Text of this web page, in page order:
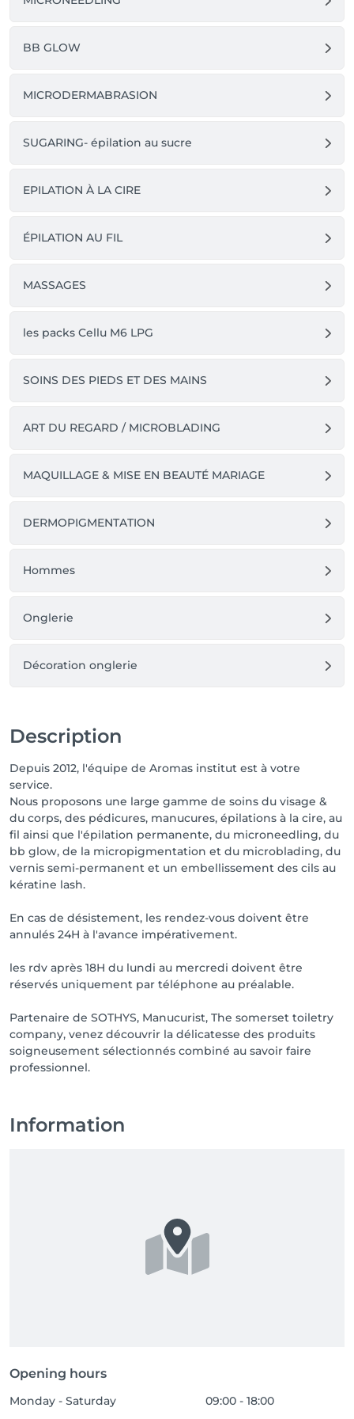
BB GLOW
MICRODERMABRASION
SUGARING- épilation au sucre
EPILATION À LA CIRE
ÉPILATION AU FIL
MASSAGES
les packs Cellu M6 LPG
SOINS DES PIEDS ET DES MAINS
ART DU REGARD / MICROBLADING
MAQUILLAGE & MISE EN BEAUTÉ MARIAGE
DERMOPIGMENTATION
Hommes
Onglerie
Décoration onglerie
Description
Depuis 2012, l'équipe de Aromas institut est à votre
service.
Nous proposons une large gamme de soins du visage &
du corps, des pédicures, manucures, épilations à la cire, au
fil ainsi que l'épilation permanente, du microneedling, du
bb glow, de la micropigmentation et du microblading, du
vernis semi-permanent et un embellissement des cils au
kératine lash.
En cas de désistement, les rendez-vous doivent être
annulés 24H à l'avance impérativement.
les rdv après 18H du lundi au mercredi doivent être
réservés uniquement par téléphone au préalable.
Partenaire de SOTHYS, Manucurist, The somerset toiletry
company, venez découvrir la délicatesse des produits
soigneusement sélectionnés combiné au savoir faire
professionnel.
Information
Opening hours
Monday - Saturday 09:00 - 18:00